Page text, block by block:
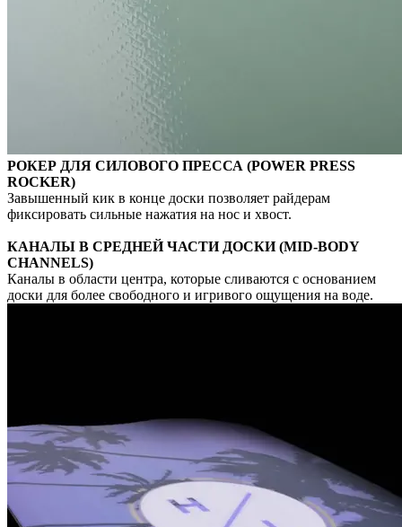
РОКЕР ДЛЯ СИЛОВОГО ПРЕССА (POWER PRESS
ROCKER)
Завышенный кик в конце доски позволяет райдерам
фиксировать сильные нажатия на нос и хвост.
КАНАЛЫ В СРЕДНЕЙ ЧАСТИ ДОСКИ (MID-BODY
CHANNELS)
Каналы в области центра, которые сливаются с основанием
доски для более свободного и игривого ощущения на воде.